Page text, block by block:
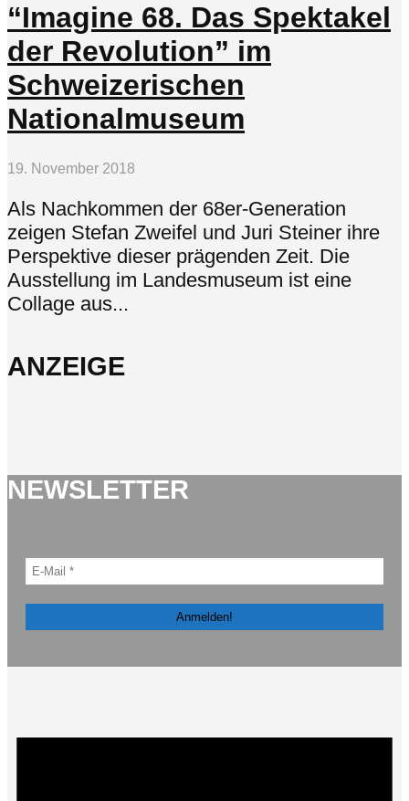
“Imagine 68. Das Spektakel
der Revolution” im
Schweizerischen
Nationalmuseum
19. November 2018
Als Nachkommen der 68er-Generation
zeigen Stefan Zweifel und Juri Steiner ihre
Perspektive dieser prägenden Zeit. Die
Ausstellung im Landesmuseum ist eine
Collage aus...
ANZEIGE
NEWSLETTER